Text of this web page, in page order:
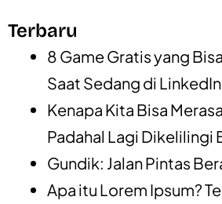
Terbaru
8 Game Gratis yang
Saat Sedang di LinkedIn
Kenapa Kita Bisa
Padahal Lagi Dikelilingi
Gundik: Jalan Pintas
Apa itu Lorem Ipsum?